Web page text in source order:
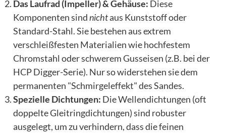
Das Laufrad (Impeller) & Gehäuse: Diese
Komponenten sindnichtaus Kunststoff oder
Standard-Stahl. Sie bestehen aus extrem
verschleißfesten Materialien wie hochfestem
Chromstahl oder schwerem Gusseisen (z.B. bei der
HCP Digger-Serie). Nur so widerstehen sie dem
permanenten "Schmirgeleffekt" des Sandes.
Spezielle Dichtungen: Die Wellendichtungen (oft
doppelte Gleitringdichtungen) sind robuster
ausgelegt, um zu verhindern, dass die feinen